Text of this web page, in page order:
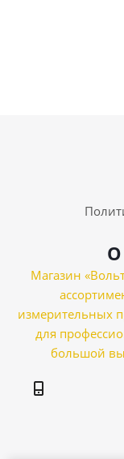
Магазин
измерительных
для
большой